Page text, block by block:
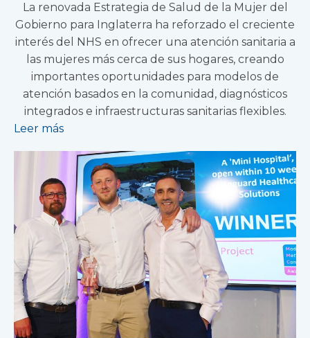
La renovada Estrategia de Salud de la Mujer del
Gobierno para Inglaterra ha reforzado el creciente
interés del NHS en ofrecer una atención sanitaria a
las mujeres más cerca de sus hogares, creando
importantes oportunidades para modelos de
atención basados en la comunidad, diagnósticos
integrados e infraestructuras sanitarias flexibles.
Leer más